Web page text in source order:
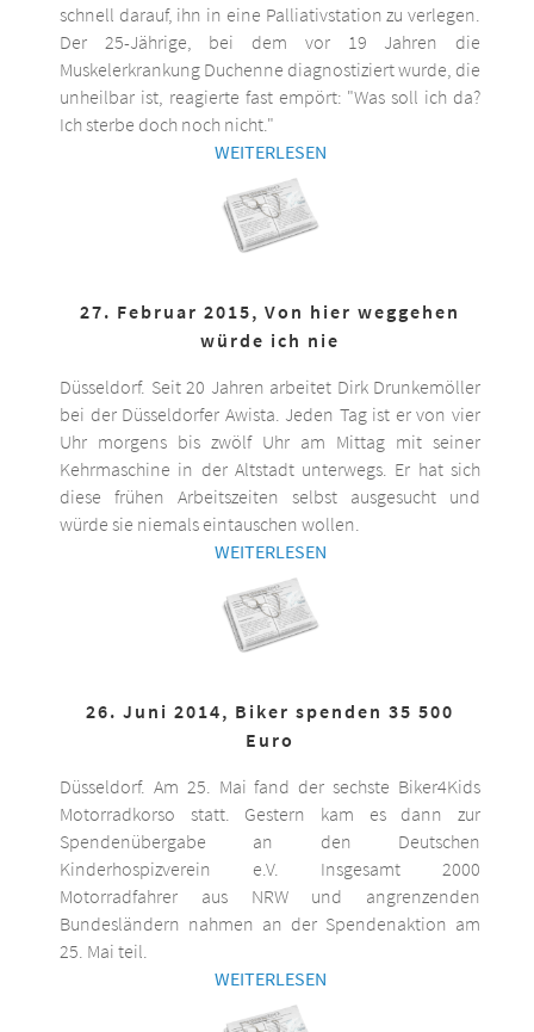
schnell darauf, ihn in eine Palliativstation zu verlegen.
Der 25-Jährige, bei dem vor 19 Jahren die
Muskelerkrankung Duchenne diagnostiziert wurde, die
unheilbar ist, reagierte fast empört: "Was soll ich da?
Ich sterbe doch noch nicht."
WEITERLESEN
27. Februar 2015, Von hier weggehen
würde ich nie
Düsseldorf. Seit 20 Jahren arbeitet Dirk Drunkemöller
bei der Düsseldorfer Awista. Jeden Tag ist er von vier
Uhr morgens bis zwölf Uhr am Mittag mit seiner
Kehrmaschine in der Altstadt unterwegs. Er hat sich
diese frühen Arbeitszeiten selbst ausgesucht und
würde sie niemals eintauschen wollen.
WEITERLESEN
26. Juni 2014, Biker spenden 35 500
Euro
Düsseldorf. Am 25. Mai fand der sechste Biker4Kids
Motorradkorso statt. Gestern kam es dann zur
Spendenübergabe an den Deutschen
Kinderhospizverein e.V. Insgesamt 2000
Motorradfahrer aus NRW und angrenzenden
Bundesländern nahmen an der Spendenaktion am
25. Mai teil.
WEITERLESEN